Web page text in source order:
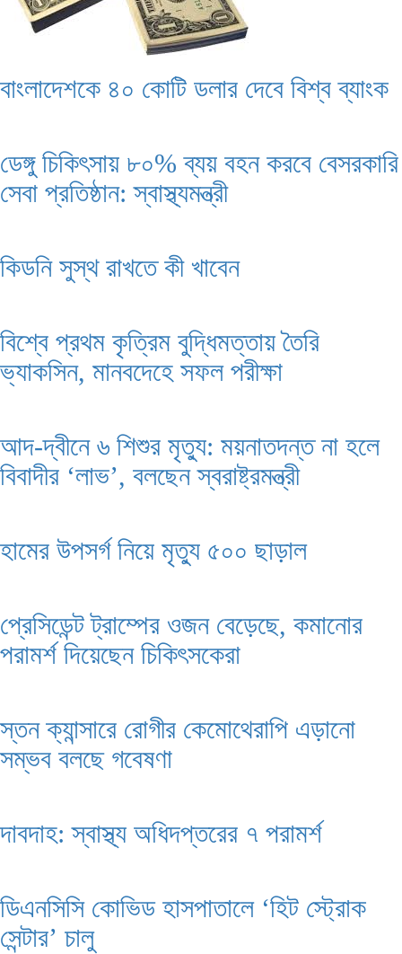
বাংলাদেশকে ৪০ কোটি ডলার দেবে বিশ্ব ব্যাংক
ডেঙ্গু চিকিৎসায় ৮০% ব্যয় বহন করবে বেসরকারি
সেবা প্রতিষ্ঠান: স্বাস্থ্যমন্ত্রী
কিডনি সুস্থ রাখতে কী খাবেন
বিশ্বে প্রথম কৃত্রিম বুদ্ধিমত্তায় তৈরি
ভ্যাকসিন, মানবদেহে সফল পরীক্ষা
আদ-দ্বীনে ৬ শিশুর মৃত্যু: ময়নাতদন্ত না হলে
বিবাদীর ‘লাভ’, বলছেন স্বরাষ্ট্রমন্ত্রী
হামের উপসর্গ নিয়ে মৃত্যু ৫০০ ছাড়াল
প্রেসিডেন্ট ট্রাম্পের ওজন বেড়েছে, কমানোর
পরামর্শ দিয়েছেন চিকিৎসকেরা
স্তন ক্যান্সারে রোগীর কেমোথেরাপি এড়ানো
সম্ভব বলছে গবেষণা
দাবদাহ: স্বাস্থ্য অধিদপ্তরের ৭ পরামর্শ
ডিএনসিসি কোভিড হাসপাতালে ‘হিট স্ট্রোক
সেন্টার’ চালু